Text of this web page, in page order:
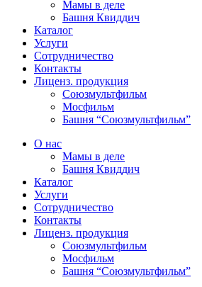
Мамы в деле
Башня Квиддич
Каталог
Услуги
Сотрудничество
Контакты
Лиценз. продукция
Союзмультфильм
Мосфильм
Башня “Союзмультфильм”
О нас
Мамы в деле
Башня Квиддич
Каталог
Услуги
Сотрудничество
Контакты
Лиценз. продукция
Союзмультфильм
Мосфильм
Башня “Союзмультфильм”